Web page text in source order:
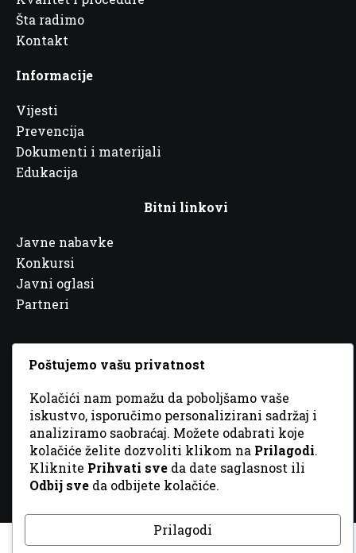
Šta radimo
Kontakt
Informacije
Vijesti
Prevencija
Dokumenti i materijali
Edukacija
Bitni linkovi
Javne nabavke
Konkursi
Javni oglasi
Partneri
© 2026 Sva prava zadržana. DizajnGordonDM
Poštujemo vašu privatnost
Kolačići nam pomažu da poboljšamo vaše
iskustvo, isporučimo personalizirani sadržaj i
analiziramo saobraćaj. Možete odabrati koje
kolačiće želite dozvoliti klikom na Prilagodi.
Kliknite Prihvati sve da date saglasnost ili
Odbij sve da odbijete kolačiće.
Prilagodi